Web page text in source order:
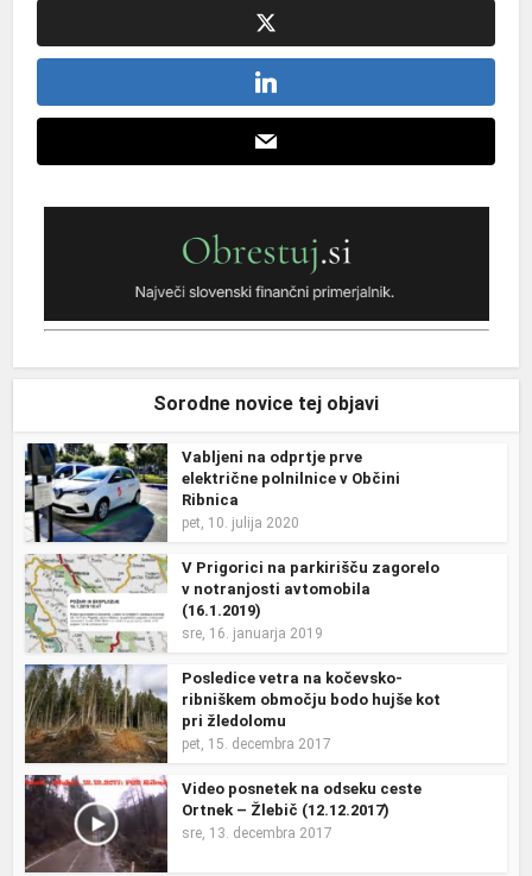
Sorodne novice tej objavi
Vabljeni na odprtje prve
električne polnilnice v Občini
Ribnica
pet, 10. julija 2020
V Prigorici na parkirišču zagorelo
v notranjosti avtomobila
(16.1.2019)
sre, 16. januarja 2019
Posledice vetra na kočevsko-
ribniškem območju bodo hujše kot
pri žledolomu
pet, 15. decembra 2017
Video posnetek na odseku ceste
Ortnek – Žlebič (12.12.2017)
sre, 13. decembra 2017